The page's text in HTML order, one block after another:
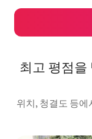
최고 평점을
위치, 청결도 등